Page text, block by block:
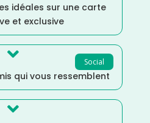
idéales sur une carte
et exclusive
Social

qui vous ressemblent
